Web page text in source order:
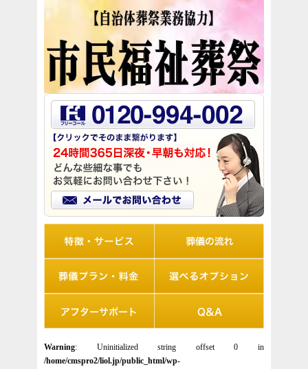
Warning: Uninitialized string offset 0 in
/home/cmspro2/liol.jp/public_html/wp-